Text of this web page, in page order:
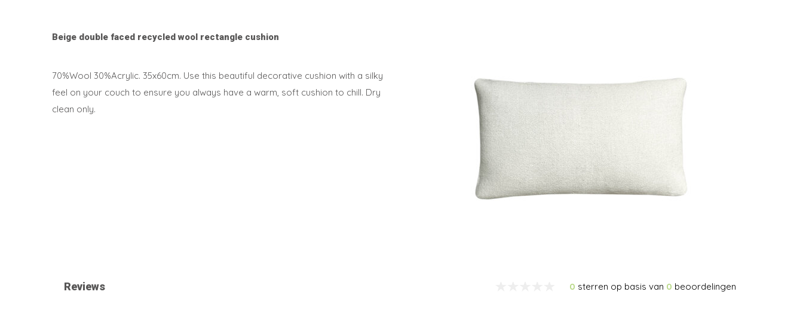
Beige double faced recycled wool rectangle cushion
70%Wool 30%Acrylic. 35x60cm. Use this beautiful decorative cushion with a silky
feel on your couch to ensure you always have a warm, soft cushion to chill. Dry
clean only.
Reviews 0 sterren op basis van 0 beoordelingen